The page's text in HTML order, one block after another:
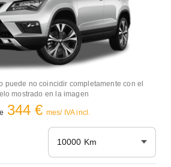
puede no coincidir completamente con el
mostrado en la imagen
344 € mes/ IVA incl.
10000 Km